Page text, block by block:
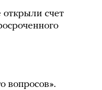
открыли счет
вопросов».